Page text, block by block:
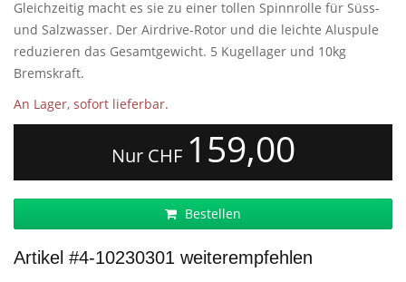
Gleichzeitig macht es sie zu einer tollen Spinnrolle für Süss-
und Salzwasser. Der Airdrive-Rotor und die leichte Aluspule
reduzieren das Gesamtgewicht. 5 Kugellager und 10kg
Bremskraft.
An Lager, sofort lieferbar.
Nur CHF 159,00
Bestellen
Artikel #4-10230301 weiterempfehlen